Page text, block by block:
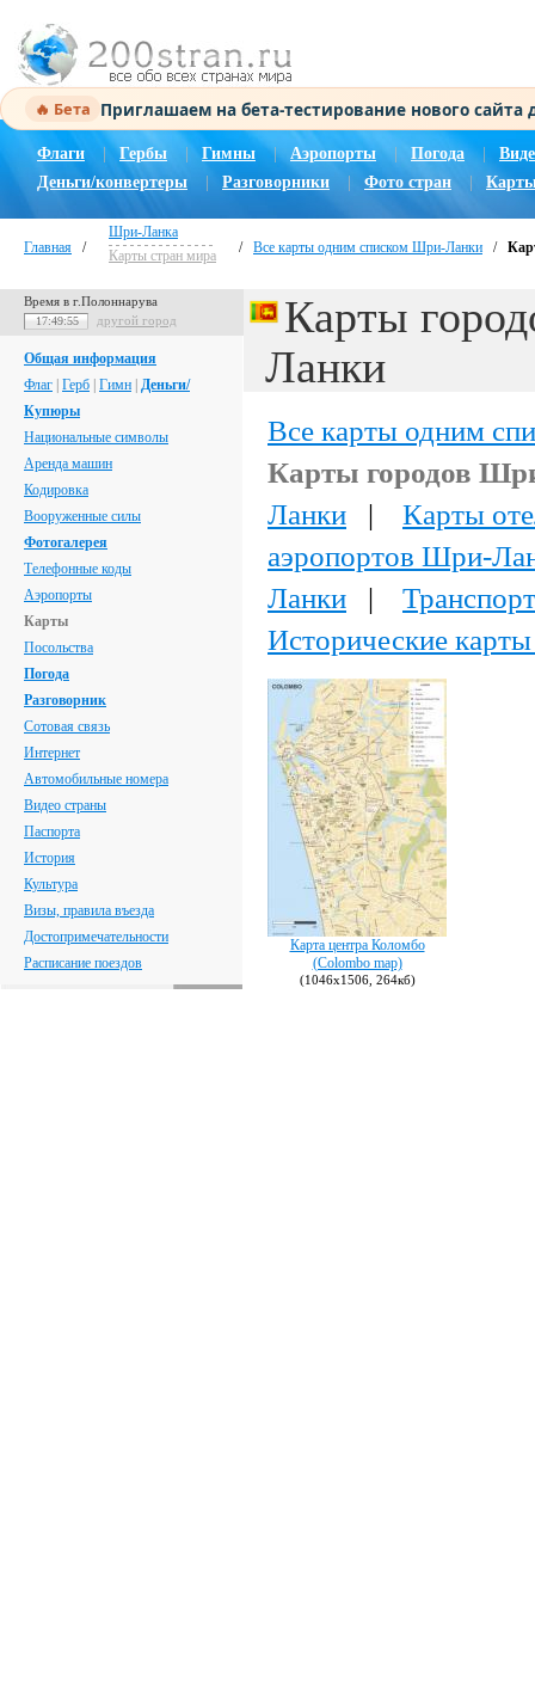
🔥 Бета Приглашаем на бета-тестирование нового
Флаги Гербы Гимны | Аэропорты Погода |
Деньги/конвертеры
Разговорники Фото стран
Главная /
Шри-Ланка
Карты стран мира
/ Все карты одним списком Шри-Ланки /
Время в г.Полоннарува
17:49:56 другой город
Общая информация
Флаг Герб Гимн Деньги/
Купюры
Национальные символы
Аренда машин
Кодировка
Вооруженные силы
Фотогалерея
Телефонные коды
Аэропорты
Карты
Посольства
Погода
Разговорник
Сотовая связь
Интернет
Автомобильные номера
Видео страны
Паспорта
История
Культура
Визы, правила въезда
Достопримечательности
Расписание поездов
Карты
Ланки
Все карты одним
Карты городов
Ланки | Карты
аэропортов Шри-
Ланки |
Исторические
Карта центра Коломбо
(Colombo map)
(1046х1506, 264кб)